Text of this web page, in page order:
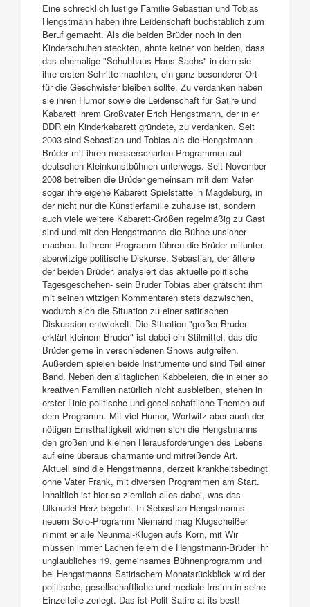
Eine schrecklich lustige Familie Sebastian und Tobias
Hengstmann haben ihre Leidenschaft buchstäblich zum
Beruf gemacht. Als die beiden Brüder noch in den
Kinderschuhen steckten, ahnte keiner von beiden, dass
das ehemalige "Schuhhaus Hans Sachs" in dem sie
ihre ersten Schritte machten, ein ganz besonderer Ort
für die Geschwister bleiben sollte. Zu verdanken haben
sie ihren Humor sowie die Leidenschaft für Satire und
Kabarett ihrem Großvater Erich Hengstmann, der in er
DDR ein Kinderkabarett gründete, zu verdanken. Seit
2003 sind Sebastian und Tobias als die Hengstmann-
Brüder mit ihren messerscharfen Programmen auf
deutschen Kleinkunstbühnen unterwegs. Seit November
2008 betreiben die Brüder gemeinsam mit dem Vater
sogar ihre eigene Kabarett Spielstätte in Magdeburg, in
der nicht nur die Künstlerfamilie zuhause ist, sondern
auch viele weitere Kabarett-Größen regelmäßig zu Gast
sind und mit den Hengstmanns die Bühne unsicher
machen. In ihrem Programm führen die Brüder mitunter
aberwitzige politische Diskurse. Sebastian, der ältere
der beiden Brüder, analysiert das aktuelle politische
Tagesgeschehen- sein Bruder Tobias aber grätscht ihm
mit seinen witzigen Kommentaren stets dazwischen,
wodurch sich die Situation zu einer satirischen
Diskussion entwickelt. Die Situation "großer Bruder
erklärt kleinem Bruder" ist dabei ein Stilmittel, das die
Brüder gerne in verschiedenen Shows aufgreifen.
Außerdem spielen beide Instrumente und sind Teil einer
Band. Neben den alltäglichen Kabbeleien, die in einer so
kreativen Familien natürlich nicht ausbleiben, stehen in
erster Linie politische und gesellschaftliche Themen auf
dem Programm. Mit viel Humor, Wortwitz aber auch der
nötigen Ernsthaftigkeit widmen sich die Hengstmanns
den großen und kleinen Herausforderungen des Lebens
auf eine überaus charmante und mitreißende Art.
Aktuell sind die Hengstmanns, derzeit krankheitsbedingt
ohne Vater Frank, mit diversen Programmen am Start.
Inhaltlich ist hier so ziemlich alles dabei, was das
Ulknudel-Herz begehrt. In Sebastian Hengstmanns
neuem Solo-Programm Niemand mag Klugscheißer
nimmt er alle Neunmal-Klugen aufs Korn, mit Wir
müssen immer Lachen feiern die Hengstmann-Brüder ihr
unglaubliches 19. gemeinsames Bühnenprogramm und
bei Hengstmanns Satirischem Monatsrückblick wird der
politische, gesellschaftliche und mediale Irrsinn in seine
Einzelteile zerlegt. Das ist Polit-Satire at its best!